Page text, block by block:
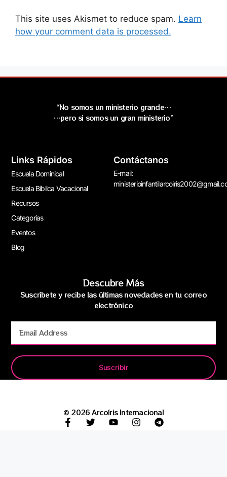
This site uses Akismet to reduce spam. Learn
how your comment data is processed.
“No somos un ministerio grande…
…pero si somos un gran ministerio”
Links Rápidos
Escuela Dominical
Escuela Bíblica Vacacional
Recursos
Categorías
Eventos
Blog
Contáctanos
E-mail:
Descubre Más
Suscríbete y recibe las últimas novedades en tu correo
electrónico
Suscribir
© 2026 Arcoíris Internacional